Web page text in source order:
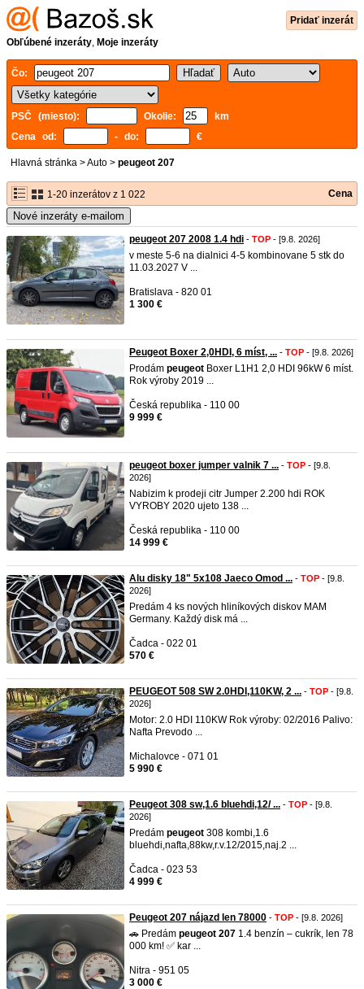
Pridať inzerát
Obľúbené inzeráty, Moje inzeráty
Čo:
PSČ (miesto): Okolie:
km
Cena od:
- do: €
Hlavná stránka >Auto > peugeot 207
1-20 inzerátov z 1 022 Cena
Nové inzeráty e-mailom
peugeot 207 2008 1.4 hdi - TOP - [9.8. 2026]
v meste 5-6 na dialnici 4-5 kombinovane 5 stk do
11.03.2027 V ...
Bratislava - 820 01
1 300 €
Peugeot Boxer 2,0HDI, 6 míst, ... - TOP - [9.8. 2026]
Prodám peugeot Boxer L1H1 2,0 HDI 96kW 6 míst.
Rok výroby 2019 ...
Česká republika - 110 00
9 999 €
peugeot boxer jumper valnik 7 ... - TOP - [9.8.
2026]
Nabizim k prodeji citr Jumper 2.200 hdi ROK
VYROBY 2020 ujeto 138 ...
Česká republika - 110 00
14 999 €
Alu disky 18" 5x108 Jaeco Omod ... - TOP - [9.8.
2026]
Predám 4 ks nových hliníkových diskov MAM
Germany. Každý disk má ...
Čadca - 022 01
570 €
PEUGEOT 508 SW 2.0HDI,110KW, 2 ... - TOP - [9.8.
2026]
Motor: 2.0 HDI 110KW Rok výroby: 02/2016 Palivo:
Nafta Prevodo ...
Michalovce - 071 01
5 990 €
Peugeot 308 sw,1.6 bluehdi,12/ ... - TOP - [9.8.
2026]
Predám peugeot 308 kombi,1.6
bluehdi,nafta,88kw,r.v.12/2015,naj.2 ...
Čadca - 023 53
4 999 €
Peugeot 207 nájazd len 78000 - TOP - [9.8. 2026]
🚗 Predám peugeot 207 1.4 benzín – cukrík, len 78
000 km! ✅ kar ...
Nitra - 951 05
3 000 €